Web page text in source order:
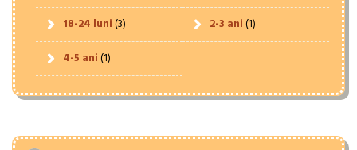
18-24 luni(3) 2-3 ani(1)
4-5 ani(1)